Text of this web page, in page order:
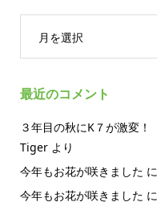
月を選択
最近のコメント
３年目の秋にK７が激変！
Tigerより
今年もお花が咲きました に
今年もお花が咲きました に